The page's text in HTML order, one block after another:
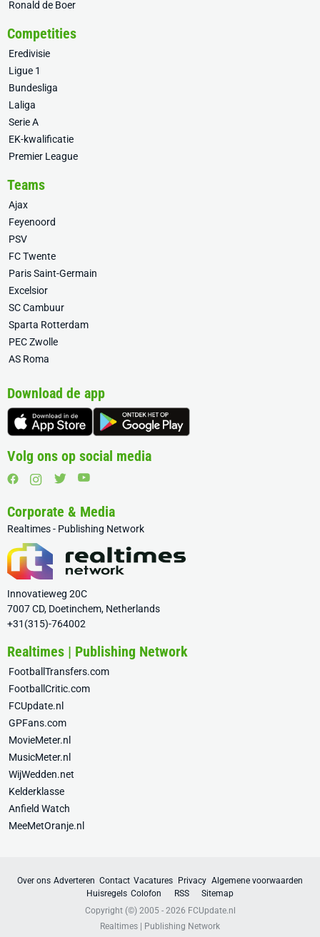
Ronald de Boer
Competities
Eredivisie
Ligue 1
Bundesliga
Laliga
Serie A
EK-kwalificatie
Premier League
Teams
Ajax
Feyenoord
PSV
FC Twente
Paris Saint-Germain
Excelsior
SC Cambuur
Sparta Rotterdam
PEC Zwolle
AS Roma
Download de app
Volg ons op social media
Corporate & Media
Realtimes - Publishing Network
Innovatieweg 20C
7007 CD, Doetinchem, Netherlands
+31(315)-764002
Realtimes | Publishing Network
FootballTransfers.com
FootballCritic.com
FCUpdate.nl
GPFans.com
MovieMeter.nl
MusicMeter.nl
WijWedden.net
Kelderklasse
Anfield Watch
MeeMetOranje.nl
Over ons Adverteren Contact Vacatures Privacy Algemene voorwaarden
Huisregels Colofon RSS
Sitemap
Copyright (©) 2005 - 2026 FCUpdate.nl
Realtimes | Publishing Network